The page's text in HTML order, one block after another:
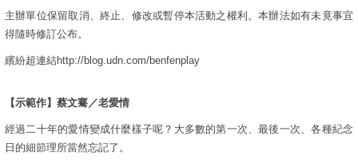
主辦單位保留取消、終止、修改或暫停本活動之權利。本辦法如有未竟事宜
得隨時修訂公布。
繽紛超連結http://blog.udn.com/benfenplay
【示範作】蔡文騫／老愛情
經過二十年的愛情變成什麼樣子呢？大多數的第一次、最後一次、各種紀念
日的細節理所當然忘記了。